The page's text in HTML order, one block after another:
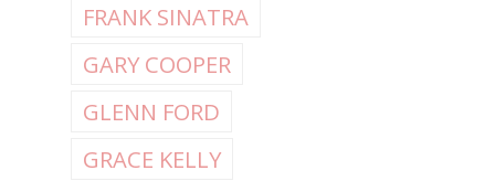
FRANK SINATRA
GARY COOPER
GLENN FORD
GRACE KELLY